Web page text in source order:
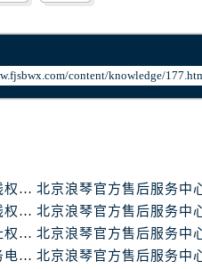
北京浪琴官方售后服务中心｜维修地址与官方客服热线权威信息公示（2026年7月最新）
北京浪琴官方售后服务中心｜最新地址和售后服务热线权威信息公示（2026年7月最新）
北京浪琴官方售后服务中心｜最新热线及官方维修地址权威信息公示（2026年7月最新）
北京浪琴官方售后服务中心｜详细网点地址与售后服务电话权威信息公示（2026年7月最新）